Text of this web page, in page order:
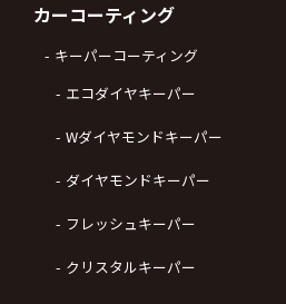
カーコーティング
キーパーコーティング
エコダイヤキーパー
Wダイヤモンドキーパー
ダイヤモンドキーパー
フレッシュキーパー
クリスタルキーパー